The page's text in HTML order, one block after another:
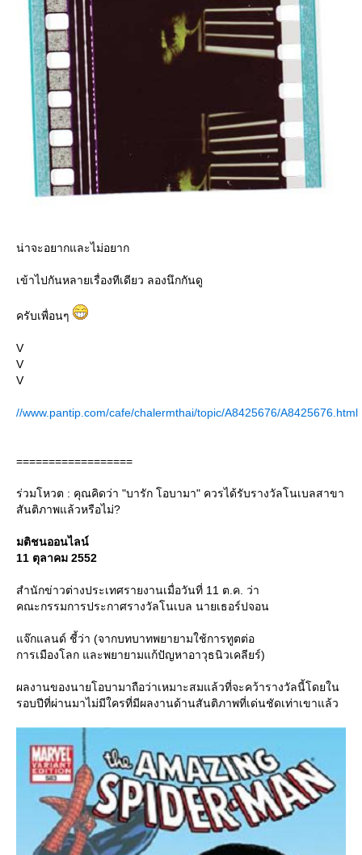
น่าจะอยากและไม่อยาก
เข้าไปกันหลายเรื่องทีเดียว ลองนึกกันดู
ครับเพื่อนๆ
V
V
V
//www.pantip.com/cafe/chalermthai/topic/A8425676/A8425676.html
==================
ร่วมโหวต : คุณคิดว่า "บารัก โอบามา" ควรได้รับรางวัลโนเบลสาขา
สันติภาพแล้วหรือไม่?
มติชนออนไลน์
11 ตุลาคม 2552
สำนักข่าวต่างประเทศรายงานเมื่อวันที่ 11 ต.ค. ว่า
คณะกรรมการประกาศรางวัลโนเบล นายเธอร์ปจอน
จ๊กแลนด์ ชี้ว่า (จากบทบาทพยายามใช้การทูตต่อ
การเมืองโลก และพยายามแก้ปัญหาอาวุธนิวเคลียร์)
ผลงานของนายโอบามาถือว่าเหมาะสมแล้วที่จะคว้ารางวัลนี้โดยใน
รอบปีที่ผ่านมาไม่มีใครที่มีผลงานด้านสันติภาพที่เด่นชัดเท่าเขาแล้ว